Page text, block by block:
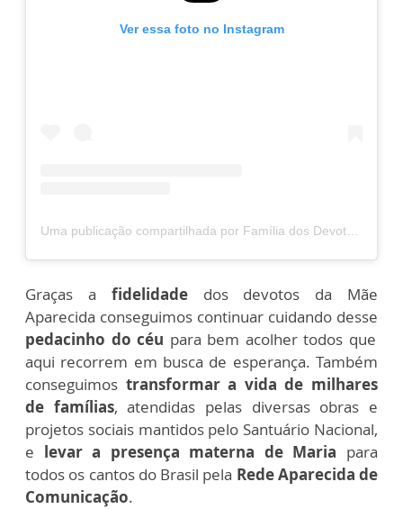
Ver essa foto no Instagram
Graças a fidelidadedos devotos da Mãe
Aparecida conseguimos continuar cuidando desse
pedacinho do céu para bem acolher todos que
aqui recorrem em busca de esperança. Também
conseguimos transformar a vida de milhares
de famílias, atendidas pelas diversas obras e
projetos sociais mantidos pelo Santuário Nacional,
e levar a presença materna de Maria para
todos os cantos do Brasil pela Rede Aparecida de
Comunicação.